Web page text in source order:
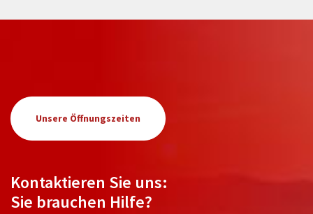
Unsere Öffnungszeiten
Kontaktieren Sie uns:
Sie brauchen Hilfe?